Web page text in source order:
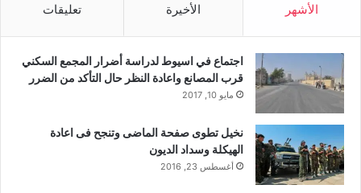
الأشهر الأخيرة تعليقات
اجتماع في اسيوط لدراسة أضرار المجمع السكني
قرب المصانع واعادة النظر حال التأكد من الضرر
مايو 10, 2017
نخيل تطوى صفحة الماضى وتنجح فى اعادة
الهيكلة وسداد الديون
أغسطس 23, 2016